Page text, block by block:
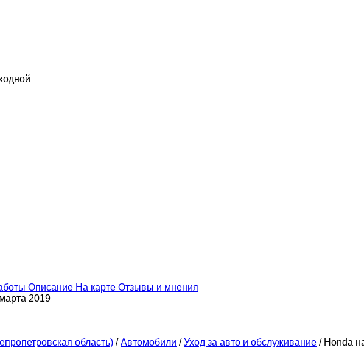
Описание На карте Отзывы и мнения
2019
область) / Автомобили / Уход за авто и обслуживание / Honda